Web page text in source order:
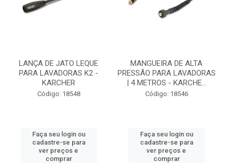
LANÇA DE JATO LEQUE
PARA LAVADORAS K2 -
KARCHER
Código: 18548
Faça seu login ou
cadastre-se para
ver preços e
comprar
MANGUEIRA DE ALTA
PRESSÃO PARA LAVADORAS
| 4 METROS - KARCHE...
Código: 18546
Faça seu login ou
cadastre-se para
ver preços e
comprar